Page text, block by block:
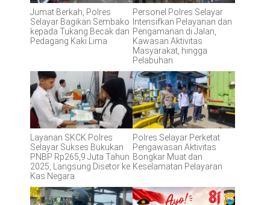
Jumat Berkah, Polres
Selayar Bagikan Sembako
kepada Tukang Becak dan
Pedagang Kaki Lima
Personel Polres Selayar
Intensifkan Pelayanan dan
Pengamanan di Jalan,
Kawasan Aktivitas
Masyarakat, hingga
Pelabuhan
Layanan SKCK Polres
Selayar Sukses Bukukan
PNBP Rp265,9 Juta Tahun
2025, Langsung Disetor ke
Kas Negara
Polres Selayar Perketat
Pengawasan Aktivitas
Bongkar Muat dan
Keselamatan Pelayaran